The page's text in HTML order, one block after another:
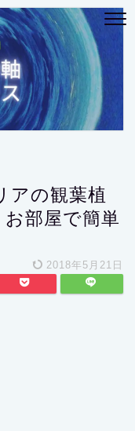
アの観葉植
部屋で簡単
2018年5月21日